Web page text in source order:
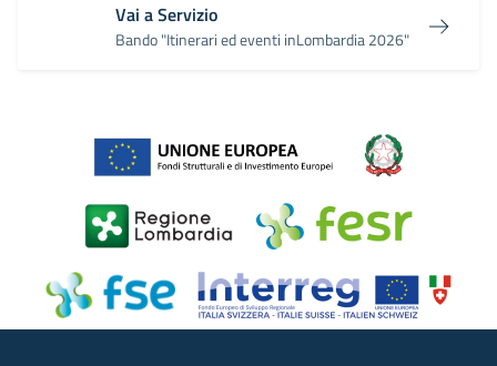
Vai a Servizio
Bando "Itinerari ed eventi inLombardia 2026"